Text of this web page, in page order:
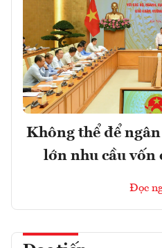
Không thể để ngân
lớn nhu cầu vốn
Đọc